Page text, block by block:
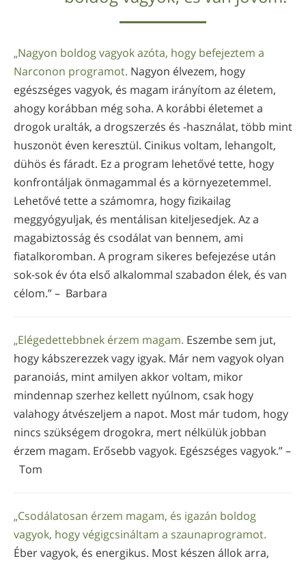
„Nagyon boldog vagyok azóta, hogy befejeztem a
Narconon programot. Nagyon élvezem, hogy
egészséges vagyok, és magam irányítom az életem,
ahogy korábban még soha. A korábbi életemet a
drogok uralták, a drogszerzés és -használat, több mint
huszonöt éven keresztül. Cinikus voltam, lehangolt,
dühös és fáradt. Ez a program lehetővé tette, hogy
konfrontáljak önmagammal és a környezetemmel.
Lehetővé tette a számomra, hogy fizikailag
meggyógyuljak, és mentálisan kiteljesedjek. Az a
magabiztosság és csodálat van bennem, ami
fiatalkoromban. A program sikeres befejezése után
sok-sok év óta első alkalommal szabadon élek, és van
célom.” – Barbara
„Elégedettebbnek érzem magam. Eszembe sem jut,
hogy kábszerezzek vagy igyak. Már nem vagyok olyan
paranoiás, mint amilyen akkor voltam, mikor
mindennap szerhez kellett nyúlnom, csak hogy
valahogy átvészeljem a napot. Most már tudom, hogy
nincs szükségem drogokra, mert nélkülük jobban
érzem magam. Erősebb vagyok. Egészséges vagyok.” –
Tom
„Csodálatosan érzem magam, és igazán boldog
vagyok, hogy végigcsináltam a szaunaprogramot.
Éber vagyok, és energikus. Most készen állok arra,